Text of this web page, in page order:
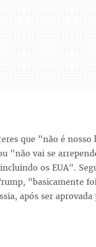
que "não é nosso
"não vai se
os EUA".
"basicamente
após ser